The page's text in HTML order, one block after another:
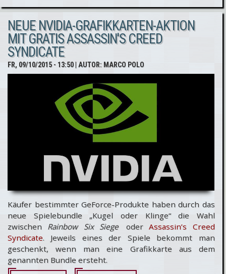
Syndicate -
PS4 Bundle
jetzt
vorbestellbar
NEUE NVIDIA-GRAFIKKARTEN-AKTION
MIT GRATIS ASSASSIN'S CREED
SYNDICATE
FR, 09/10/2015 - 13:50| AUTOR: MARCO POLO
Käufer bestimmter GeForce-Produkte haben durch das
neue Spielebundle „Kugel oder Klinge“ die Wahl
zwischen Rainbow Six Siege oderAssassin’s Creed
Syndicate. Jeweils eines der Spiele bekommt man
geschenkt, wenn man eine Grafikkarte aus dem
genannten Bundle ersteht.